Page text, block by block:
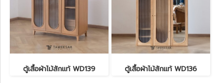
ตู้เสื้อผ้าไม้สักแท้ WD139 ตู้เสื้อผ้าไม้สักแท้ WD136